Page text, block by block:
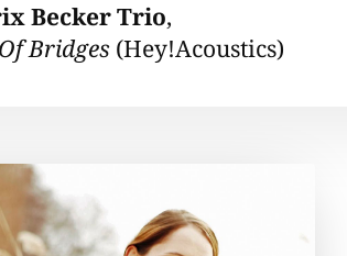
Becker Trio,
Bridges (Hey!Acoustics)